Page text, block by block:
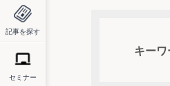
記事を探す
セミナー
キーワ